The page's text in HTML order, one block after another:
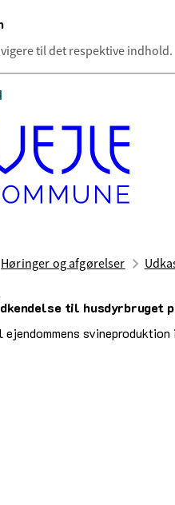
til det respektive indhold.
Høringer og afgørelser
til husdyrbruget
2025